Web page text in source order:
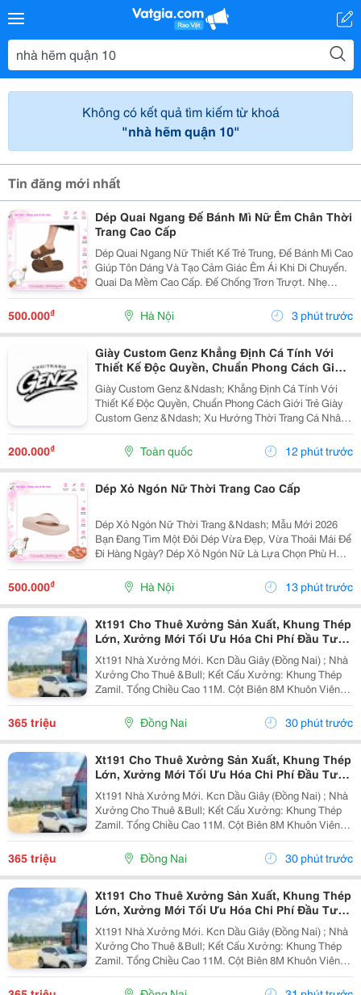
Không có kết quả tìm kiếm từ khoá
"nhà hẽm quận 10"
Tin đăng mới nhất
Dép Quai Ngang Đế Bánh Mì Nữ Êm Chân Thời
Trang Cao Cấp
Dép Quai Ngang Nữ Thiết Kế Trẻ Trung, Đế Bánh Mì Cao
Giúp Tôn Dáng Và Tạo Cảm Giác Êm Ái Khi Di Chuyển.
Quai Da Mềm Cao Cấp. Đế Chống Trơn Trượt. Nhẹ
Chân, Mang Cả Ngày Không Đau. Phối Đồ Với Váy,
Quần Jean, Quần Short Đều Đẹp. Phù Hợp...
500.000₫ Hà Nội 3 phút trước
Giày Custom Genz Khẳng Định Cá Tính Với
Thiết Kế Độc Quyền, Chuẩn Phong Cách Giới
Trẻ
Giày Custom Genz &Ndash; Khẳng Định Cá Tính Với
Thiết Kế Độc Quyền, Chuẩn Phong Cách Giới Trẻ Giày
Custom Genz &Ndash; Xu Hướng Thời Trang Cá Nhân
Hóa Dẫn Đầu Năm 2026 Trong Thời Đại Mà Thời Trang
Không Còn Chỉ Dừng Lại Ở Việc Mặc Đẹp, Việc Thể...
200.000₫ Toàn quốc 12 phút trước
Dép Xỏ Ngón Nữ Thời Trang Cao Cấp
Dép Xỏ Ngón Nữ Thời Trang &Ndash; Mẫu Mới 2026
Bạn Đang Tìm Một Đôi Dép Vừa Đẹp, Vừa Thoải Mái Để
Đi Hàng Ngày? Dép Xỏ Ngón Nữ Là Lựa Chọn Phù Hợp
Cho Những Ngày Đi Chơi, Đi Biển, Dạo Phố Hoặc Sử
Dụng Thường Xuyên. ✅ Thiết Kế Thanh Lịch, Trẻ...
500.000₫ Hà Nội 13 phút trước
Xt191 Cho Thuê Xưởng Sản Xuất, Khung Thép
Lớn, Xưởng Mới Tối Ưu Hóa Chi Phí Đầu Tư
Sx
Xt191 Nhà Xưởng Mới. Kcn Dầu Giây (Đồng Nai) ; Nhà
Xưởng Cho Thuê &Bull; Kết Cấu Xưởng: Khung Thép
Zamil. Tổng Chiều Cao 11M. Cột Biên 8M Khuôn Viên
4700M2 ( 42M X 112M ) &Bull; Dt Nx Sản Xuất : 38M X
91M ( 3480 M&Sup2; ) &Bull; Dt Văn Phòng...
365 triệu Đồng Nai 30 phút trước
Xt191 Cho Thuê Xưởng Sản Xuất, Khung Thép
Lớn, Xưởng Mới Tối Ưu Hóa Chi Phí Đầu Tư
Sx
Xt191 Nhà Xưởng Mới. Kcn Dầu Giây (Đồng Nai) ; Nhà
Xưởng Cho Thuê &Bull; Kết Cấu Xưởng: Khung Thép
Zamil. Tổng Chiều Cao 11M. Cột Biên 8M Khuôn Viên
4700M2 ( 42M X 112M ) &Bull; Dt Nx Sản Xuất : 38M X
91M ( 3480 M&Sup2; ) &Bull; Dt Văn Phòng...
365 triệu Đồng Nai 30 phút trước
Xt191 Cho Thuê Xưởng Sản Xuất, Khung Thép
Lớn, Xưởng Mới Tối Ưu Hóa Chi Phí Đầu Tư
Sx
Xt191 Nhà Xưởng Mới. Kcn Dầu Giây (Đồng Nai) ; Nhà
Xưởng Cho Thuê &Bull; Kết Cấu Xưởng: Khung Thép
Zamil. Tổng Chiều Cao 11M. Cột Biên 8M Khuôn Viên
4700M2 ( 42M X 112M ) &Bull; Dt Nx Sản Xuất : 38M X
91M ( 3480 M&Sup2; ) &Bull; Dt Văn Phòng...